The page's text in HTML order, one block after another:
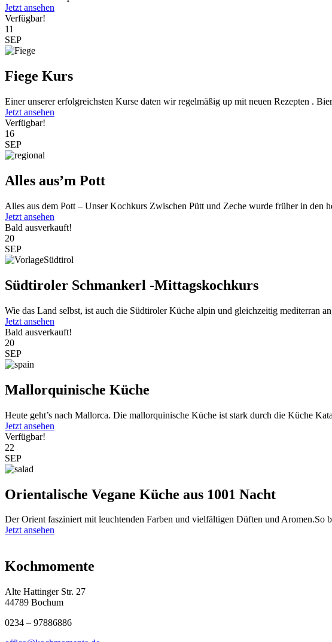
Jetzt ansehen
Verfügbar!
11
SEP
Fiege Kurs
Einer unserer erfolgreichsten Kurse daten wir regelmäßig up mit neuen Rezepten .
Jetzt ansehen
Verfügbar!
16
SEP
Alles aus’m Pott
Alles aus dem Pott – Unser Kochkurs Zwischen Pütt und Zeche wurde früher in den
Jetzt ansehen
Bald ausverkauft!
20
SEP
Südtiroler Schmankerl -Mittagskochkurs
Wie das Land selbst, ist auch die Südtiroler Küche alpin und gleichzeitig mediterran
Jetzt ansehen
Bald ausverkauft!
20
SEP
Mallorquinische Küche
Heute geht’s nach Mallorca. Die mallorquinische Küche ist stark durch die Küche
Jetzt ansehen
Verfügbar!
22
SEP
Orientalische Vegane Küche aus 1001 Nacht
Der Orient fasziniert mit leuchtenden Farben und vielfältigen Düften und Aromen.So
Jetzt ansehen
Kochmomente
Alte Hattinger Str. 27
44789 Bochum
0234 – 97886886